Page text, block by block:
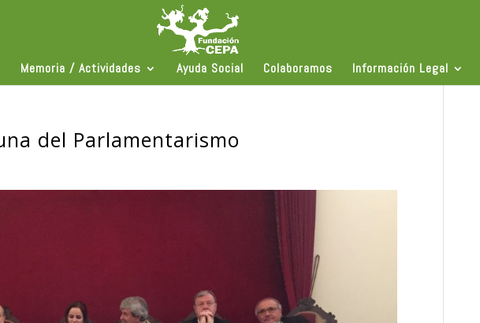
Memoria / Actividades Ayuda Social Colaboramos Información Legal
del Parlamentarismo